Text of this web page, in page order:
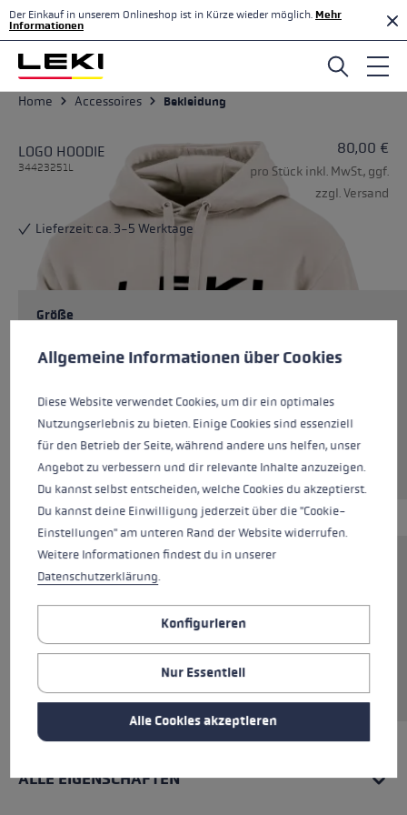
Zum Hauptinhalt springen
Der Einkauf in unserem Onlineshop ist in Kürze wieder möglich. Mehr
Informationen
Home Accessoires Bekleidung
LOGO HOODIE
34423251L
80,00 €
pro Stück inkl. MwSt., ggf.
zzgl. Versand
Lieferzeit: ca. 3-5 Werktage
Größe
Farben beige
Der Hoodie aus 85 % Baumwolle vereint
und kühle Nächte. Das hochwertige Material
sorgt für ein angenehmes Tragegefühl,
mit Kordelzug für einen lässigen Look sorgen.
ALLE EIGENSCHAFTEN
Cookie-Voreinstellungen
Allgemeine Informationen über Cookies
Diese Website verwendet Cookies, um dir ein optimales
Nutzungserlebnis zu bieten. Einige Cookies sind essenziell
für den Betrieb der Seite, während andere uns helfen, unser
Angebot zu verbessern und dir relevante Inhalte anzuzeigen.
Du kannst selbst entscheiden, welche Cookies du akzeptierst.
Du kannst deine Einwilligung jederzeit über die "Cookie-
Einstellungen" am unteren Rand der Website widerrufen.
Weitere Informationen findest du in unserer
Datenschutzerklärung.
Konfigurieren
Nur Essentiell
Alle Cookies akzeptieren